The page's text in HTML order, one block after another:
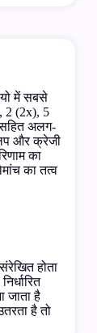
में सबसे
2 (2x), 5
अलग-
और क्रेजी
का
का तत्व
होता
जाता है
है तो